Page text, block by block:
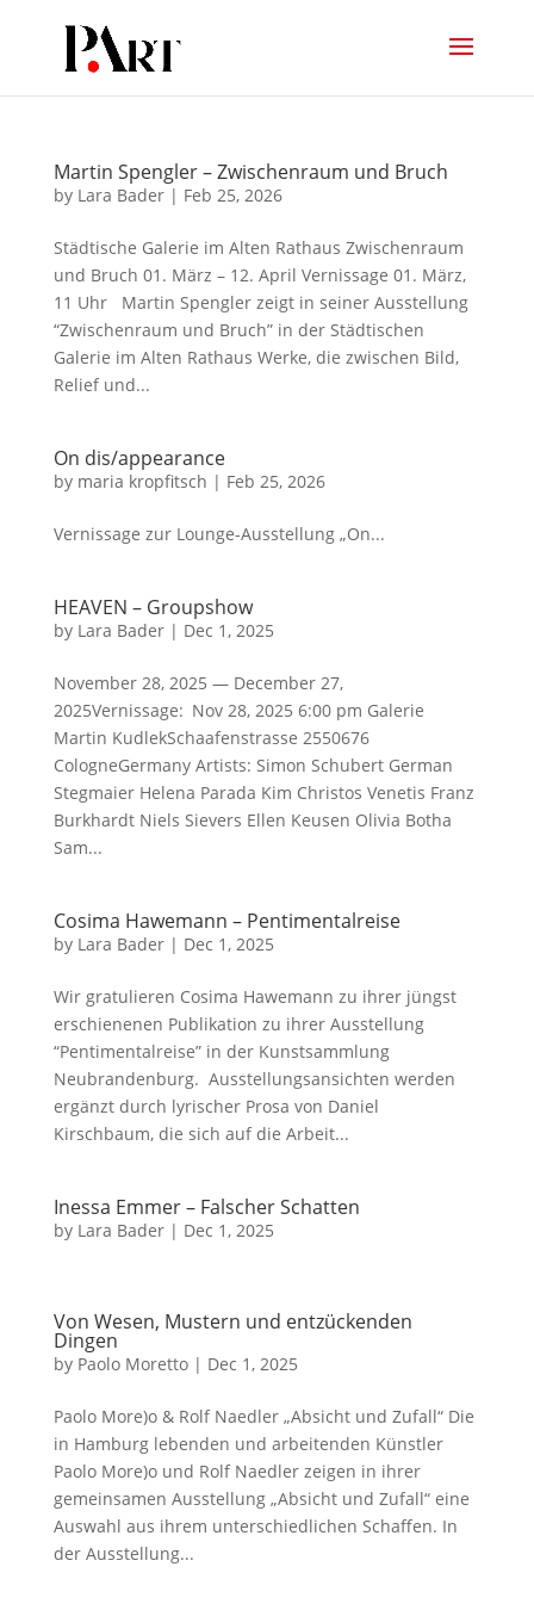
Martin Spengler – Zwischenraum und Bruch
by Lara Bader| Feb 25, 2026
Städtische Galerie im Alten Rathaus Zwischenraum
und Bruch 01. März – 12. April Vernissage 01. März,
11 Uhr Martin Spengler zeigt in seiner Ausstellung
“Zwischenraum und Bruch” in der Städtischen
Galerie im Alten Rathaus Werke, die zwischen Bild,
Relief und...
On dis/appearance
by maria kropfitsch | Feb 25, 2026
Vernissage zur Lounge-Ausstellung „On...
HEAVEN – Groupshow
by Lara Bader| Dec 1, 2025
November 28, 2025 — December 27,
2025Vernissage: Nov 28, 2025 6:00 pm Galerie
Martin KudlekSchaafenstrasse 2550676
CologneGermany Artists: Simon Schubert German
Stegmaier Helena Parada Kim Christos Venetis Franz
Burkhardt Niels Sievers Ellen Keusen Olivia Botha
Sam...
Cosima Hawemann – Pentimentalreise
by Lara Bader| Dec 1, 2025
Wir gratulieren Cosima Hawemann zu ihrer jüngst
erschienenen Publikation zu ihrer Ausstellung
“Pentimentalreise” in der Kunstsammlung
Neubrandenburg. Ausstellungsansichten werden
ergänzt durch lyrischer Prosa von Daniel
Kirschbaum, die sich auf die Arbeit...
Inessa Emmer – Falscher Schatten
by Lara Bader| Dec 1, 2025
Von Wesen, Mustern und entzückenden
Dingen
by Paolo Moretto| Dec 1, 2025
Paolo More)o & Rolf Naedler „Absicht und Zufall“ Die
in Hamburg lebenden und arbeitenden Künstler
Paolo More)o und Rolf Naedler zeigen in ihrer
gemeinsamen Ausstellung „Absicht und Zufall“ eine
Auswahl aus ihrem unterschiedlichen Schaffen. In
der Ausstellung...